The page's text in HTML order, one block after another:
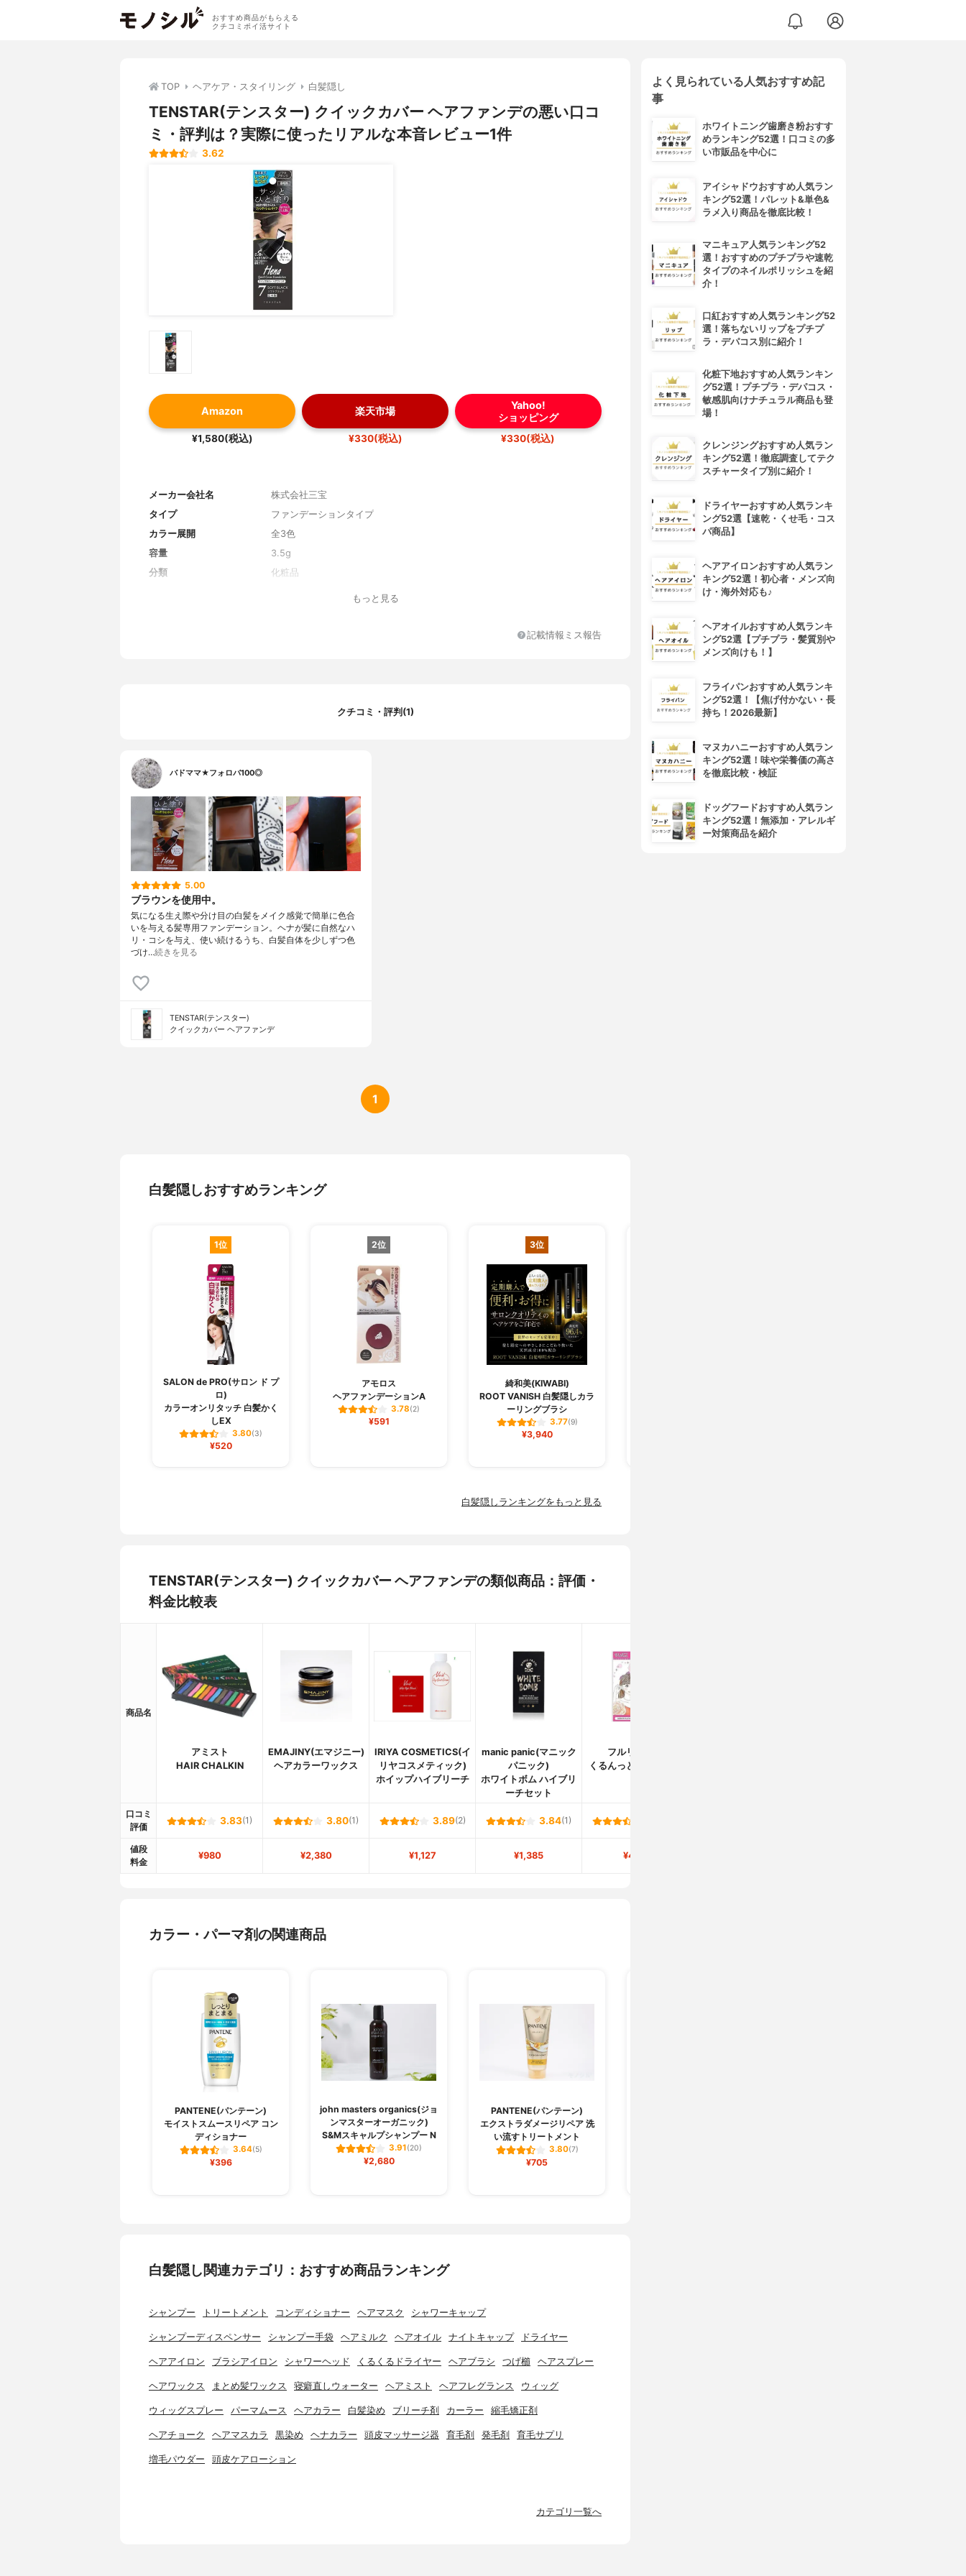
おすすめ商品がもらえる
クチコミポイ活サイト
TOP ヘアケア・スタイリング 白髪隠し
TENSTAR(テンスター) クイックカバー ヘアファンデの悪い口コ
ミ・評判は？実際に使ったリアルな本音レビュー1件
3.62
Amazon
¥1,580(税込)
楽天市場
¥330(税込)
Yahoo!
ショッピング
¥330(税込)
メーカー会社名
株式会社三宝
タイプ
ファンデーションタイプ
カラー展開
全3色
容量
3.5g
分類
化粧品
もっと見る
記載情報ミス報告
クチコミ・評判(1)
バドママ★フォロバ100◎
5.00
ブラウンを使用中。
気になる生え際や分け目の白髪をメイク感覚で簡単に色合
いを与える髪専用ファンデーション。ヘナが髪に自然なハ
リ・コシを与え、使い続けるうち、白髪自体を少しずつ色
づけ…続きを見る
TENSTAR(テンスター)
クイックカバー ヘアファンデ
1
白髪隠しおすすめランキング
1位
SALON de PRO(サロン ド プ
ロ)
カラーオンリタッチ 白髪かく
しEX
3.80(3)
¥520
2位
アモロス
ヘアファンデーションA
3.78(2)
¥591
3位
綺和美(KIWABI)
ROOT VANISH 白髪隠しカラ
ーリングブラシ
3.77(9)
¥3,940
白髪隠しランキングをもっと見る
TENSTAR(テンスター) クイックカバー ヘアファンデの類似商品：評価・
料金比較表
商品名
アミスト
HAIR CHALKIN
EMAJINY(エマジニー)
ヘアカラーワックス
IRIYA COSMETICS(イ
リヤコスメティック)
ホイップハイブリーチ
manic panic(マニック
パニック)
ホワイトボム ハイブリ
ーチセット
フルリフアリ
くるんっと前髪カーラ
口コミ
評価
3.83(1) 3.80(1) 3.89(2) 3.84(1)
値段
料金
¥980 ¥2,380 ¥1,127 ¥1,385 ¥442
カラー・パーマ剤の関連商品
PANTENE(パンテーン)
モイストスムースリペア コン
ディショナー
3.64(5)
¥396
john masters organics(ジョ
ンマスターオーガニック)
S&Mスキャルプシャンプー N
3.91(20)
¥2,680
PANTENE(パンテーン)
エクストラダメージリペア 洗
い流すトリートメント
3.80(7)
¥705
白髪隠し関連カテゴリ：おすすめ商品ランキング
シャンプー トリートメント コンディショナー ヘアマスク シャワーキャップ
シャンプーディスペンサー シャンプー手袋 ヘアミルク ヘアオイル ナイトキャップ ドライヤー
ヘアアイロン ブラシアイロン シャワーヘッド くるくるドライヤー ヘアブラシ つげ櫛 ヘアスプレー
ヘアワックス まとめ髪ワックス 寝癖直しウォーター ヘアミスト ヘアフレグランス ウィッグ
ウィッグスプレー パーマムース ヘアカラー 白髪染め ブリーチ剤 カーラー 縮毛矯正剤
ヘアチョーク ヘアマスカラ 黒染め ヘナカラー 頭皮マッサージ器 育毛剤 発毛剤 育毛サプリ
増毛パウダー 頭皮ケアローション
カテゴリ一覧へ
よく見られている人気おすすめ記
事
ホワイトニング歯磨き粉おすす
めランキング52選！口コミの多
い市販品を中心に
アイシャドウおすすめ人気ラン
キング52選！パレット&単色&
ラメ入り商品を徹底比較！
マニキュア人気ランキング52
選！おすすめのプチプラや速乾
タイプのネイルポリッシュを紹
介！
口紅おすすめ人気ランキング52
選！落ちないリップをプチプ
ラ・デパコス別に紹介！
化粧下地おすすめ人気ランキン
グ52選！プチプラ・デパコス・
敏感肌向けナチュラル商品も登
場！
クレンジングおすすめ人気ラン
キング52選！徹底調査してテク
スチャータイプ別に紹介！
ドライヤーおすすめ人気ランキ
ング52選【速乾・くせ毛・コス
パ商品】
ヘアアイロンおすすめ人気ラン
キング52選！初心者・メンズ向
け・海外対応も♪
ヘアオイルおすすめ人気ランキ
ング52選【プチプラ・髪質別や
メンズ向けも！】
フライパンおすすめ人気ランキ
ング52選！【焦げ付かない・長
持ち！2026最新】
マヌカハニーおすすめ人気ラン
キング52選！味や栄養価の高さ
を徹底比較・検証
ドッグフードおすすめ人気ラン
キング52選！無添加・アレルギ
ー対策商品を紹介